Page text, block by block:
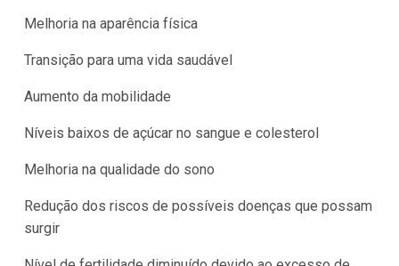
Melhoria na aparência física
Transição para uma vida saudável
Aumento da mobilidade
Níveis baixos de açúcar no sangue e colesterol
Melhoria na qualidade do sono
Redução dos riscos de possíveis doenças que possam
surgir